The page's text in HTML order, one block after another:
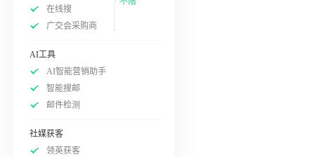
在线搜
广交会采购商
AI工具
AI智能营销助手
智能搜邮
邮件检测
社媒获客
领英获客